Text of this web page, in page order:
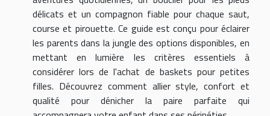
délicats et un compagnon fiable pour chaque saut,
course et pirouette. Ce guide est conçu pour éclairer
les parents dans la jungle des options disponibles, en
mettant en lumière les critères essentiels à
considérer lors de l'achat de baskets pour petites
filles. Découvrez comment allier style, confort et
qualité pour dénicher la paire parfaite qui